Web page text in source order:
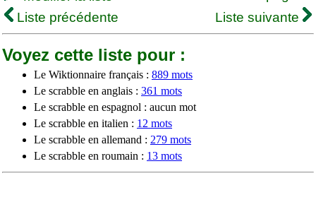
Liste précédente
Liste suivante
Voyez cette liste pour :
Le Wiktionnaire français : 889 mots
Le scrabble en anglais : 361 mots
Le scrabble en espagnol : aucun mot
Le scrabble en italien : 12 mots
Le scrabble en allemand : 279 mots
Le scrabble en roumain : 13 mots